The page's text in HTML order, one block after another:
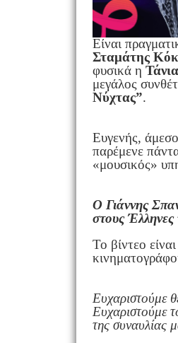
Είναι
Σταμάτης
φυσικά η
μεγάλος
Νύχτας”.
Ευγενής,
παρέμενε
«μουσικός»
Ο Γιάννης
στους Έλληνες
Το βίντεο
Ευχαριστούμε
Ευχαριστούμε
της συναυλίας